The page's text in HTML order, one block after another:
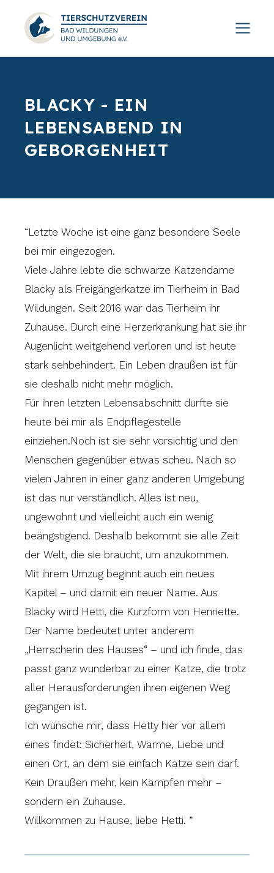
BLACKY - EIN
LEBENSABEND IN
GEBORGENHEIT
“Letzte Woche ist eine ganz besondere Seele
bei mir eingezogen.
Viele Jahre lebte die schwarze Katzendame
Blacky als Freigängerkatze im Tierheim in Bad
Wildungen. Seit 2016 war das Tierheim ihr
Zuhause. Durch eine Herzerkrankung hat sie ihr
Augenlicht weitgehend verloren und ist heute
stark sehbehindert. Ein Leben draußen ist für
sie deshalb nicht mehr möglich.
Für ihren letzten Lebensabschnitt durfte sie
heute bei mir als Endpflegestelle
einziehen.Noch ist sie sehr vorsichtig und den
Menschen gegenüber etwas scheu. Nach so
vielen Jahren in einer ganz anderen Umgebung
ist das nur verständlich. Alles ist neu,
ungewohnt und vielleicht auch ein wenig
beängstigend. Deshalb bekommt sie alle Zeit
der Welt, die sie braucht, um anzukommen.
Mit ihrem Umzug beginnt auch ein neues
Kapitel – und damit ein neuer Name. Aus
Blacky wird Hetti, die Kurzform von Henriette.
Der Name bedeutet unter anderem
„Herrscherin des Hauses“ – und ich finde, das
passt ganz wunderbar zu einer Katze, die trotz
aller Herausforderungen ihren eigenen Weg
gegangen ist.
Ich wünsche mir, dass Hetty hier vor allem
eines findet: Sicherheit, Wärme, Liebe und
einen Ort, an dem sie einfach Katze sein darf.
Kein Draußen mehr, kein Kämpfen mehr –
sondern ein Zuhause.
Willkommen zu Hause, liebe Hetti. ”